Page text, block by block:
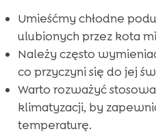
Umieśćmy chłodne
ulubionych przez kota
Należy często
co przyczyni się do jej
Warto rozważyć
klimatyzacji, by
temperaturę.